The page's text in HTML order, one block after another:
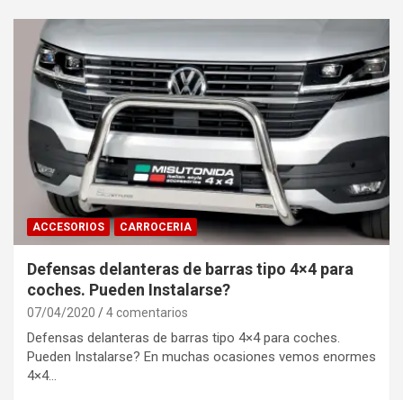
ACCESORIOS CARROCERIA
Defensas delanteras de barras tipo 4×4 para
coches. Pueden Instalarse?
07/04/2020 4 comentarios
Defensas delanteras de barras tipo 4×4 para coches.
Pueden Instalarse? En muchas ocasiones vemos enormes
4×4…